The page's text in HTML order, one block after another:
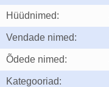
Hüüdnimed:
Vendade nimed:
Õdede nimed:
Kategooriad: